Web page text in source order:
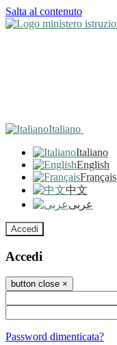
Salta al contenuto
Italiano
Italiano
English
Français
中文
عربى
Accedi
Accedi
button close ×
Password dimenticata?